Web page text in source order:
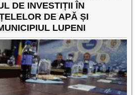
DE INVESTIȚII ÎN
DE APĂ ȘI
LUPENI